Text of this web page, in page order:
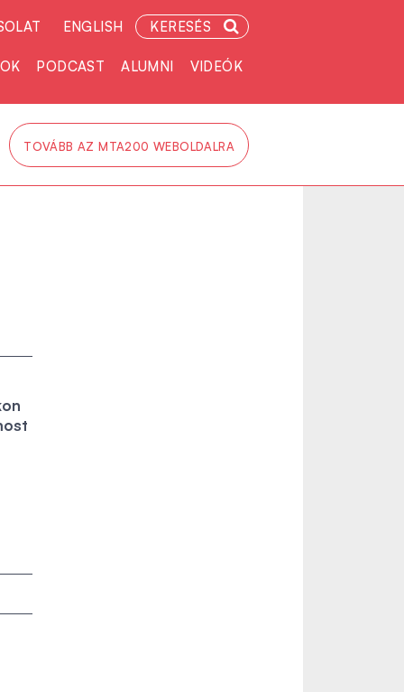
ENGLISH KERESÉS
PODCAST ALUMNI VIDEÓK
TOVÁBB AZ MTA200 WEBOLDALRA